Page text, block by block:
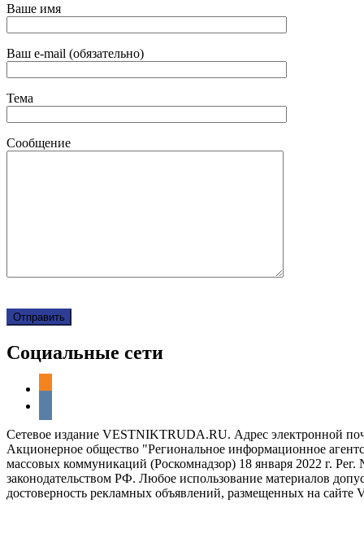
Ваше имя
Ваш e-mail (обязательно)
Тема
Сообщение
Социальные сети
Сетевое издание VESTNIKTRUDA.RU. Адрес электронной
Акционерное общество "Региональное информационное
массовых коммуникаций (Роскомнадзор) 18 января 2022 г.
законодательством РФ. Любое использование материалов
достоверность рекламных объявлений, размещенных на